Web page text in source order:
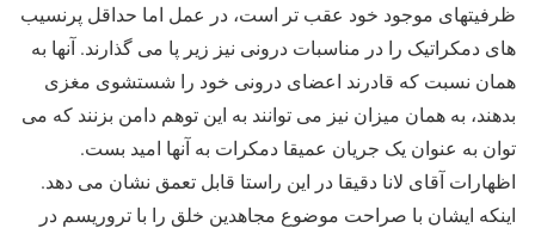
ظرفیتهای موجود خود عقب تر است، در عمل اما حداقل پرنسیب
های دمکراتیک را در مناسبات درونی نیز زیر پا می گذارند. آنها به
همان نسبت که قادرند اعضای درونی خود را شستشوی مغزی
بدهند، به همان میزان نیز می توانند به این توهم دامن بزنند که می
توان به عنوان یک جریان عمیقا دمکرات به آنها امید بست.
اظهارات آقای لانا دقیقا در این راستا قابل تعمق نشان می دهد.
اینکه ایشان با صراحت موضوع مجاهدین خلق را با تروریسم در